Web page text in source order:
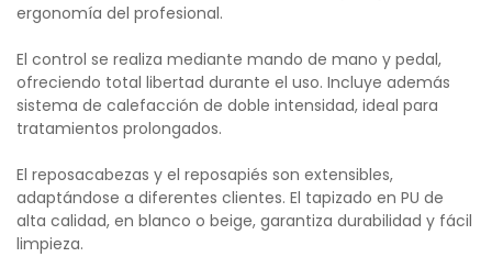
ergonomía del profesional.
El control se realiza mediante mando de mano y pedal,
ofreciendo total libertad durante el uso. Incluye además
sistema de calefacción de doble intensidad, ideal para
tratamientos prolongados.
El reposacabezas y el reposapiés son extensibles,
adaptándose a diferentes clientes. El tapizado en PU de
alta calidad, en blanco o beige, garantiza durabilidad y fácil
limpieza.